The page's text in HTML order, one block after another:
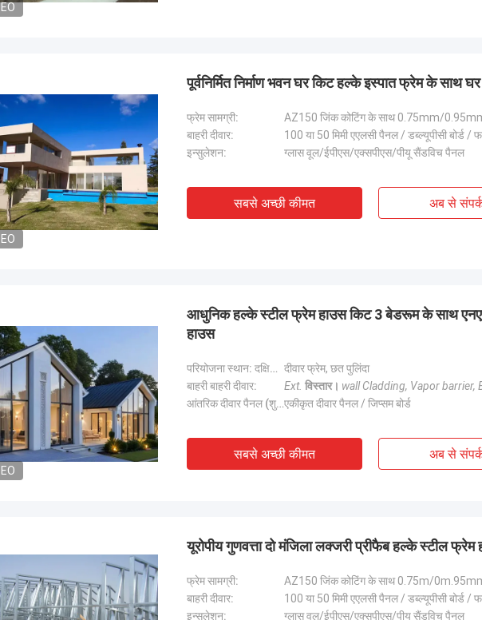
माइकल केर्न्सो
हाउसिंग सॉल्यूशंस की तलाश कर रहे लोगों
ब्लू स्मार्थहाउस से डेविड की अत्यधिक
हूं जिसे दुनिया में कहीं भी भेज दिया जा
गैरी
डीपब्लू की टीम वर्क बहुत गंभीर और जिम्मेदार है, मुझे उन
पूर्वनिर्मित निर्माण भवन घर किट हल्के इस्पात फ्रेम के साथ
फ्रेम सामग्री:
AZ150 जिंक कोटिंग के साथ 0.75mm/
बाहरी दीवार:
100 या 50 मिमी एएलसी पैनल / डब्ल्यूपीसी बोर्ड /
इन्सुलेशन:
ग्लास वूल/ईपीएस/एक्सपीएस/पीयू सैंडविच पैनल
सबसे अच्छी कीमत अब से
आधुनिक हल्के स्टील फ्रेम हाउस किट 3 बेडरूम के साथ
हाउस
परियोजना स्थान: दक्षिण कोरिया: दीवार फ्रेम, छत पुलिंदा
बाहरी बाहरी दीवार:
Ext. विस्तार। wall Cladding, Vapor barrier,
आंतरिक दीवार पैनल (शुष्क क्षेत्र):एकीकृत दीवार पैनल / जिप्सम बोर्ड
सबसे अच्छी कीमत अब से
यूरोपीय गुणवत्ता दो मंजिला लक्जरी प्रीफैब हल्के स्टील फ्रेम
फ्रेम सामग्री:
AZ150 जिंक कोटिंग के साथ 0.75m/
बाहरी दीवार:
100 या 50 मिमी एएलसी पैनल / डब्ल्यूपीसी बोर्ड /
इन्सुलेशन:
ग्लास वूल/ईपीएस/एक्सपीएस/पीयू सैंडविच पैनल